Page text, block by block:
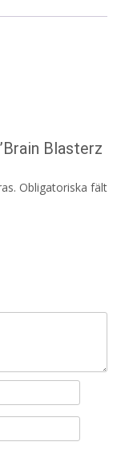
Blasterz
Obligatoriska fält